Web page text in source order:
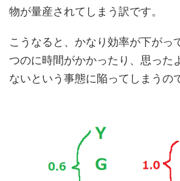
物が量産されてしまう訳です。
こうなると、かなり効率が下がっ
つのに時間がかかったり、思った
ないという事態に陥ってしまうの